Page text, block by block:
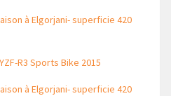
à Elgorjani- superficie 420
R3 Sports Bike 2015
à Elgorjani- superficie 420